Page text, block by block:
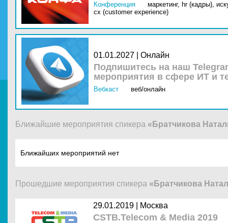
Конференция маркетинг, hr (кадры),
cx (customer experience)
01.01.2027 | Онлайн
Подпишитесь на наш
мероприятия в сфере ИТ и
Вебкаст веб/онлайн
Ближайшие мероприятия спикера «Братчикова
Ближайших мероприятий нет
Прошедшие мероприятия спикера «Братчикова
29.01.2019 | Москва
CSTB.Telecom & Media 2019